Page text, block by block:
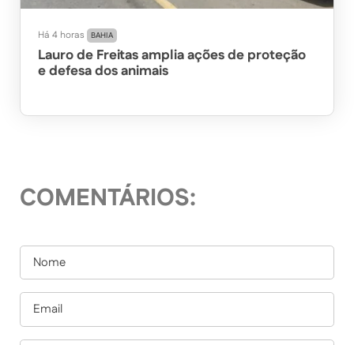
Há 4 horas BAHIA
Lauro de Freitas amplia ações de proteção
e defesa dos animais
COMENTÁRIOS: